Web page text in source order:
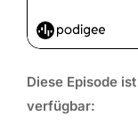
Diese Episode
verfügbar: